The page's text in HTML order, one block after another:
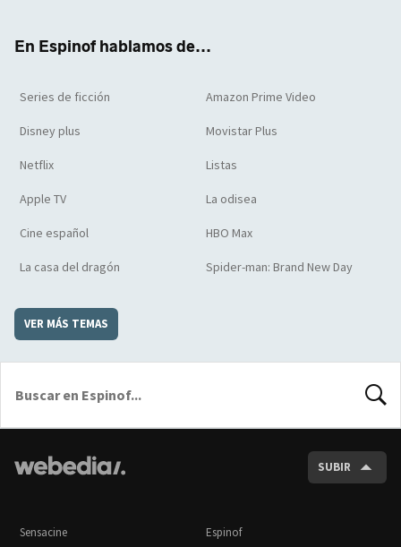
En Espinof hablamos de...
Series de ficción Amazon Prime Video
Disney plus Movistar Plus
Netflix Listas
Apple TV La odisea
Cine español HBO Max
La casa del dragón Spider-man: Brand New Day
VER MÁS TEMAS
SUBIR
Sensacine Espinof